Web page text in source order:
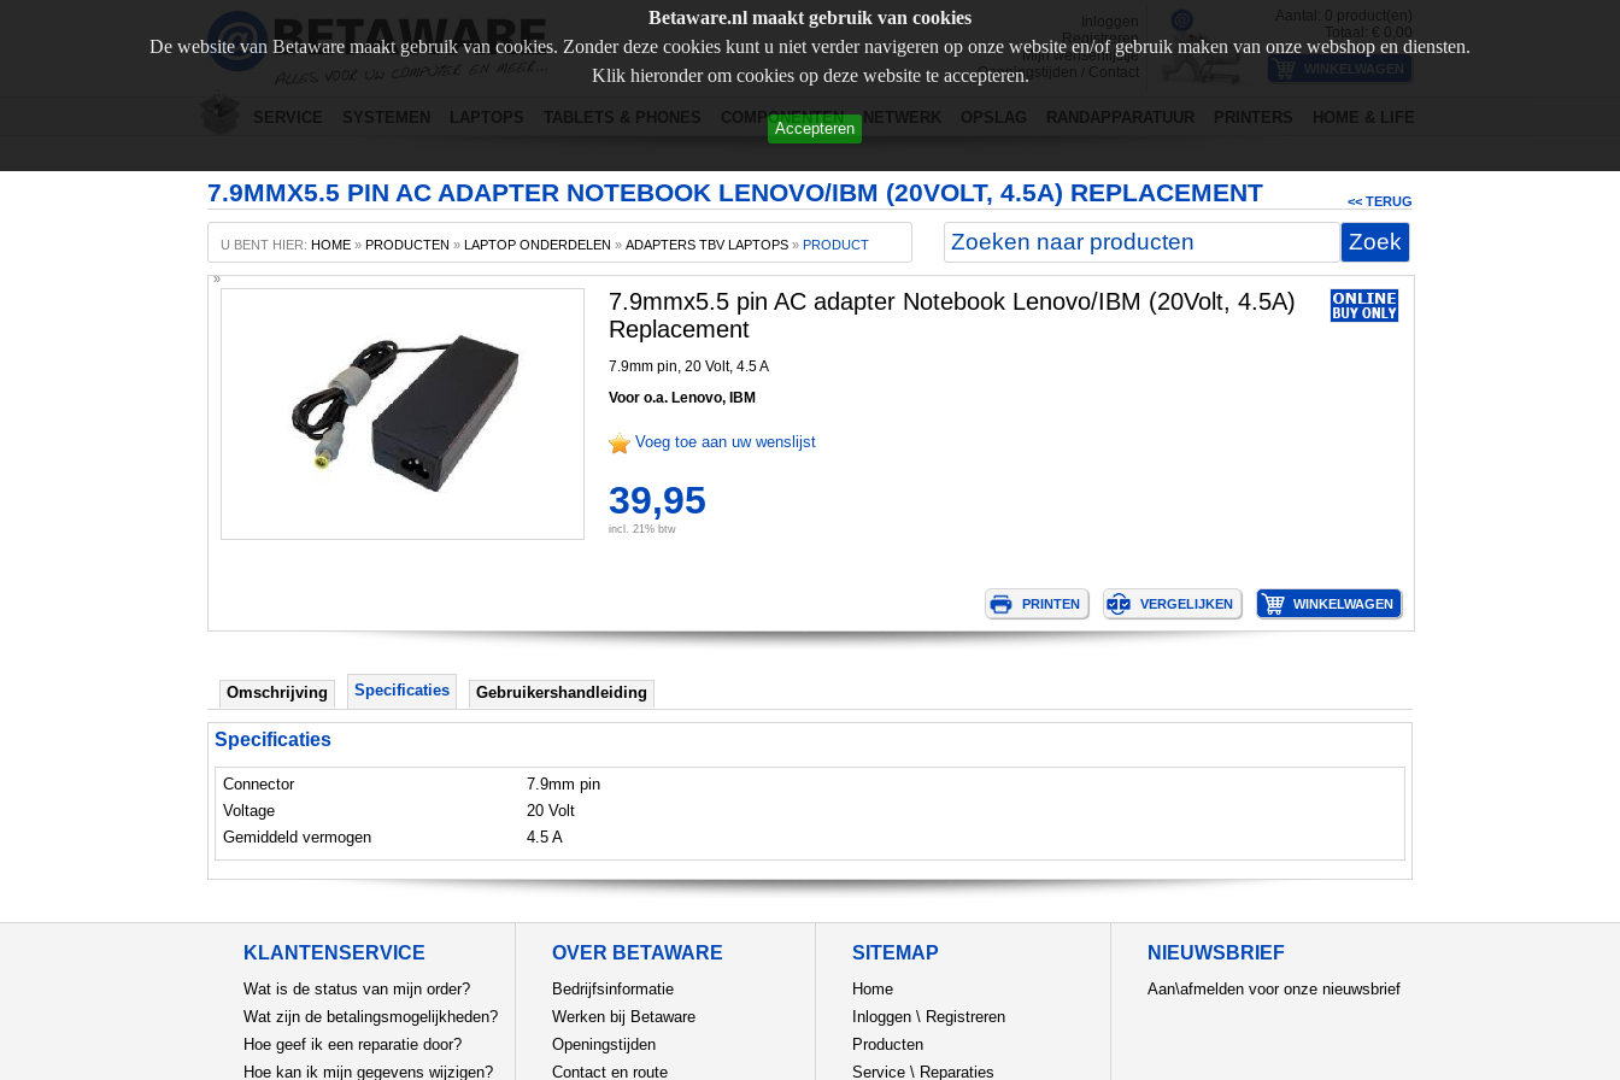
Betaware.nl maakt gebruik van cookies
De website van Betaware maakt gebruik van cookies. Zonder deze cookies kunt u niet verder navigeren op onze website en/of gebruik maken van onze webshop en diensten.
Klik hieronder om cookies op deze website te accepteren.
Accepteren
Inloggen
Registreren
Mijn wensenlijstje
Openingstijden
Contact
Aantal: 0 product(en)
Totaal: €
0,00
SERVICE SYSTEMEN LAPTOPS TABLETS & PHONES COMPONENTEN NETWERK OPSLAG RANDAPPARATUUR PRINTERS HOME & LIFE
7.9MMX5.5 PIN AC ADAPTER NOTEBOOK LENOVO/IBM (20VOLT, 4.5A) REPLACEMENT << TERUG
U BENT HIER: HOME » PRODUCTEN » LAPTOP ONDERDELEN » ADAPTERS TBV LAPTOPS » PRODUCT
»
7.9mmx5.5 pin AC adapter Notebook Lenovo/IBM (20Volt, 4.5A)
Replacement
7.9mm pin, 20 Volt, 4.5 A
Voor o.a. Lenovo, IBM
Voeg toe aan uw wenslijst
39,95
incl. 21% btw
Omschrijving Specificaties Gebruikershandleiding
Specificaties
Connector
7.9mm pin
Voltage
20 Volt
Gemiddeld vermogen
4.5 A
KLANTENSERVICE
Wat is de status van mijn order?
Wat zijn de betalingsmogelijkheden?
Hoe geef ik een reparatie door?
Hoe kan ik mijn gegevens wijzigen?
OVER BETAWARE
Bedrijfsinformatie
Werken bij Betaware
Openingstijden
Contact en route
SITEMAP
Home
Inloggen \ Registreren
Producten
Service \ Reparaties
NIEUWSBRIEF
Aan\afmelden voor onze nieuwsbrief